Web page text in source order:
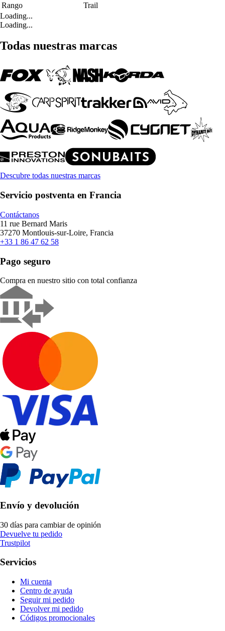
Rango
Trail
Loading...
Loading...
Todas nuestras marcas
Descubre todas nuestras marcas
Servicio postventa en Francia
Contáctanos
11 rue Bernard Maris
37270 Montlouis-sur-Loire, Francia
+33 1 86 47 62 58
Pago seguro
Compra en nuestro sitio con total confianza
Envío y devolución
30 días para cambiar de opinión
Devuelve tu pedido
Trustpilot
Servicios
Mi cuenta
Centro de ayuda
Seguir mi pedido
Devolver mi pedido
Códigos promocionales